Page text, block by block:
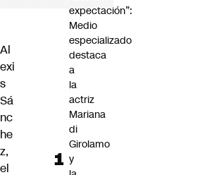
Al
exi
s
Sá
nc
he
z,
el
expectación”:
Medio
especializado
destaca
a
la
actriz
Mariana
di
Girolamo
y